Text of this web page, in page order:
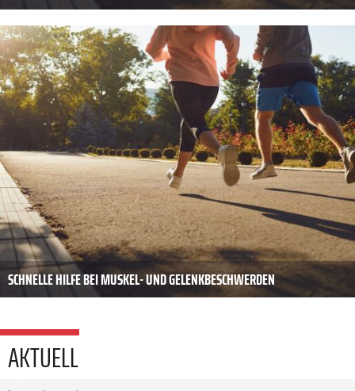
SCHNELLE HILFE BEI MUSKEL- UND GELENKBESCHWERDEN
AKTUELL